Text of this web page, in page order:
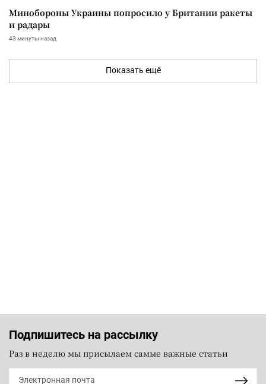
Минобороны Украины попросило у Британии ракеты
и радары
43 минуты назад
Показать ещё
Подпишитесь на рассылку
Раз в неделю мы присылаем самые важные статьи